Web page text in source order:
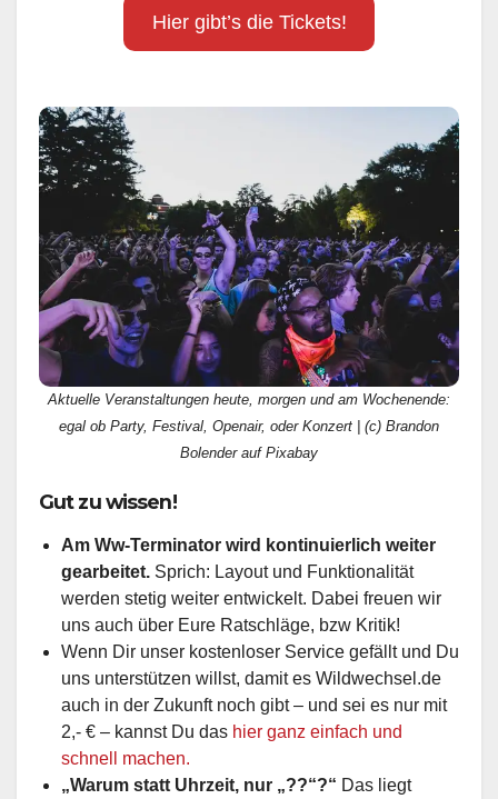
Hier gibt’s die Tickets!
Aktuelle Veranstaltungen heute, morgen und am Wochenende:
egal ob Party, Festival, Openair, oder Konzert | (c) Brandon
Bolender auf Pixabay
Gut zu wissen!
Am Ww-Terminator wird kontinuierlich weiter
gearbeitet. Sprich: Layout und Funktionalität
werden stetig weiter entwickelt. Dabei freuen wir
uns auch über Eure Ratschläge, bzw Kritik!
Wenn Dir unser kostenloser Service gefällt und Du
uns unterstützen willst, damit es Wildwechsel.de
auch in der Zukunft noch gibt – und sei es nur mit
2,- € – kannst Du das hier ganz einfach und
schnell machen.
„Warum statt Uhrzeit, nur „??“?“ Das liegt